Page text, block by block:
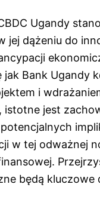
Ugandy
jej dążeniu do
jak Bank Ugandy
i
istotne jest
w tej odważnej
będą kluczowe